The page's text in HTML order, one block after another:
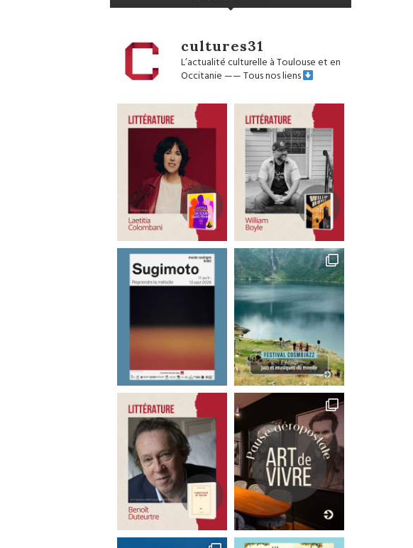
cultures31
L’actualité culturelle à Toulouse et en
Occitanie——Tous nos liens